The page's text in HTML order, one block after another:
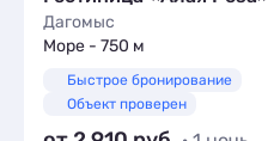
Дагомыс
Море - 750 м
Быстрое бронирование
Объект проверен
от 2 910 · 1 ночь